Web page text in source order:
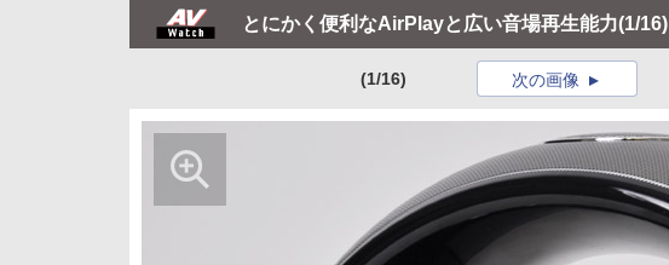
とにかく便利なAirPlayと広い音場再生能力(1/16)
(1/16) 次の画像